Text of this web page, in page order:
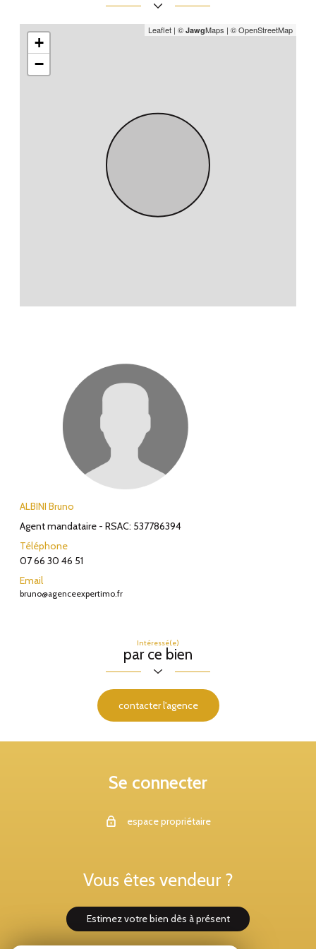
+
−
Leaflet | © JawgMaps | © OpenStreetMap
ALBINI Bruno
Agent mandataire - RSAC: 537786394
Téléphone
07 66 30 46 51
Email
bruno@agenceexpertimo.fr
Intéressé(e)
par ce bien
contacter l'agence
Se connecter
espace propriétaire
Vous êtes vendeur ?
estimez votre bien dès à présent